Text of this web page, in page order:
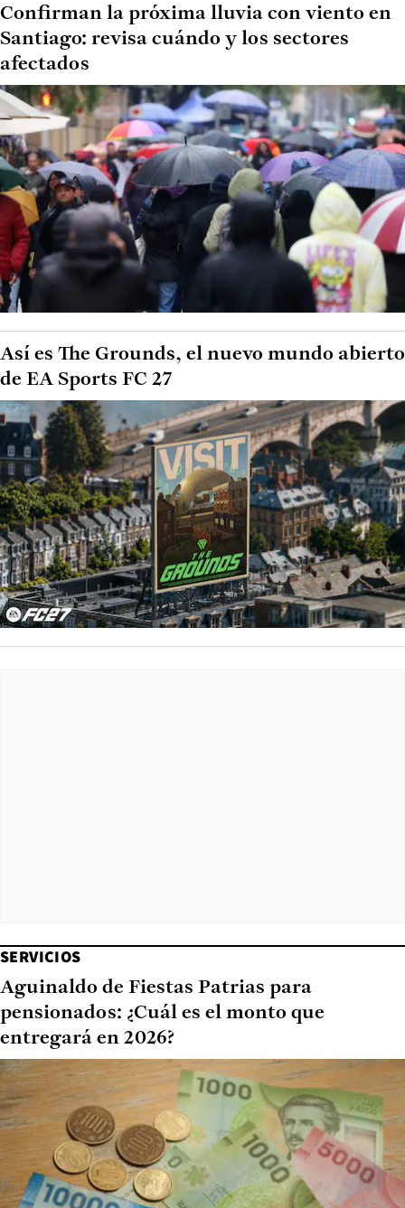
Confirman la próxima lluvia con viento en
Santiago: revisa cuándo y los sectores
afectados
Así es The Grounds, el nuevo mundo abierto
de EA Sports FC 27
SERVICIOS
Aguinaldo de Fiestas Patrias para
pensionados: ¿Cuál es el monto que
entregará en 2026?